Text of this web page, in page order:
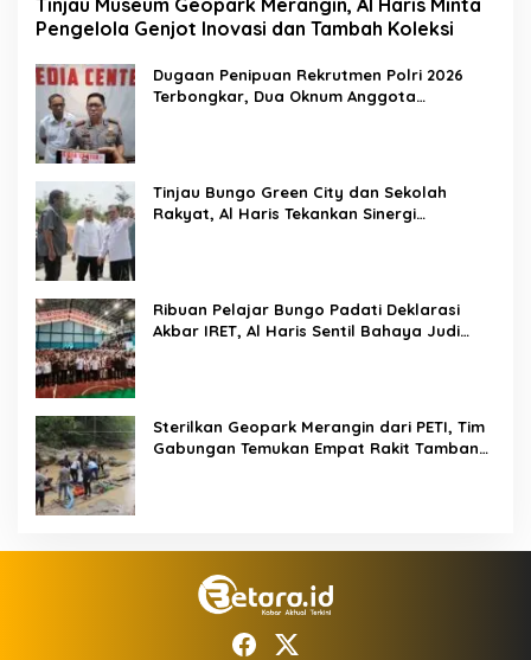
Tinjau Museum Geopark Merangin, Al Haris Minta
Pengelola Genjot Inovasi dan Tambah Koleksi
Dugaan Penipuan Rekrutmen Polri 2026
Terbongkar, Dua Oknum Anggota
Tinjau Bungo Green City dan Sekolah
Rakyat, Al Haris Tekankan Sinergi
Ribuan Pelajar Bungo Padati Deklarasi
Akbar IRET, Al Haris Sentil Bahaya Judi
Sterilkan Geopark Merangin dari PETI, Tim
Gabungan Temukan Empat Rakit Tambang